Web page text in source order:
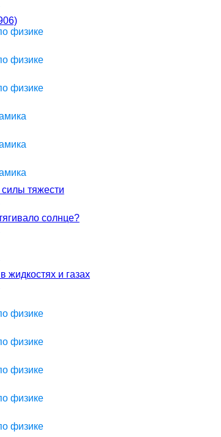
физике
физике
физике
тяжести
солнце?
жидкостях и газах
физике
физике
физике
физике
физике